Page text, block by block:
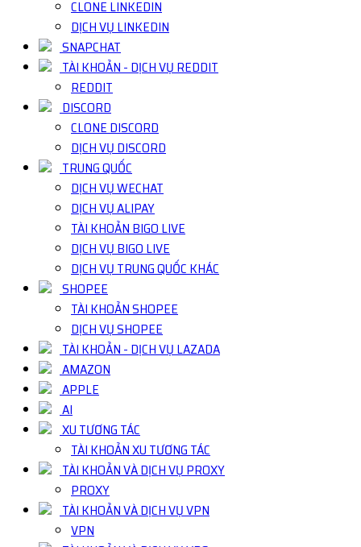
CLONE LINKEDIN
DỊCH VỤ LINKEDIN
SNAPCHAT
TÀI KHOẢN - DỊCH VỤ REDDIT
REDDIT
DISCORD
CLONE DISCORD
DỊCH VỤ DISCORD
TRUNG QUỐC
DỊCH VỤ WECHAT
DỊCH VỤ ALIPAY
TÀI KHOẢN BIGO LIVE
DỊCH VỤ BIGO LIVE
DỊCH VỤ TRUNG QUỐC KHÁC
SHOPEE
TÀI KHOẢN SHOPEE
DỊCH VỤ SHOPEE
TÀI KHOẢN - DỊCH VỤ LAZADA
AMAZON
APPLE
AI
XU TƯƠNG TÁC
TÀI KHOẢN XU TƯƠNG TÁC
TÀI KHOẢN VÀ DỊCH VỤ PROXY
PROXY
TÀI KHOẢN VÀ DỊCH VỤ VPN
VPN